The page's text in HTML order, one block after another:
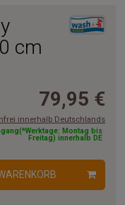
cm
79,95 €
innerhalb Deutschlands
Montag bis
Freitag) innerhalb DE